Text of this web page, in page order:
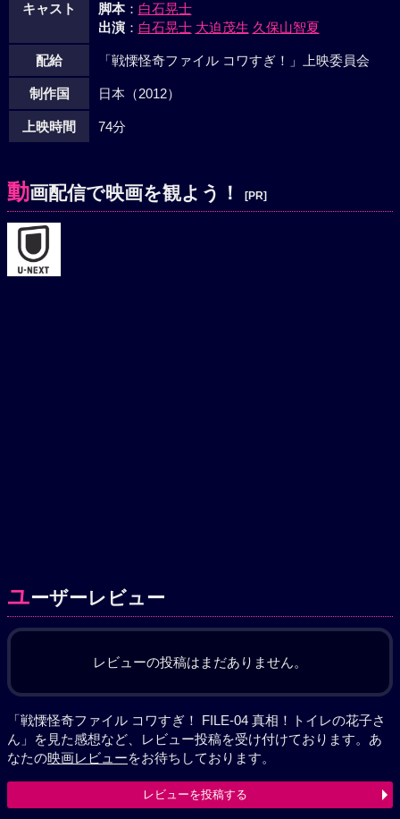
キャスト
脚本： 白石晃士
出演： 白石晃士 大迫茂生 久保山智夏
配給 「戦慄怪奇ファイル コワすぎ！」上映委員会
制作国 日本（2012）
上映時間 74分
動画配信で映画を観よう！ [PR]
ユーザーレビュー
レビューの投稿はまだありません。
「戦慄怪奇ファイル コワすぎ！ FILE-04 真相！トイレの花子さ
ん」を見た感想など、レビュー投稿を受け付けております。あ
なたの映画レビューをお待ちしております。
レビューを投稿する